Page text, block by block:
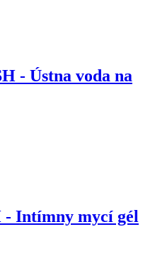
- Ústna voda na
Intímny mycí gél